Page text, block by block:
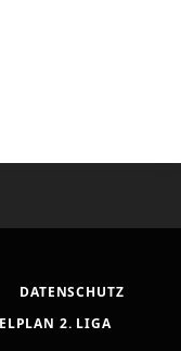
DATENSCHUTZ
2. LIGA